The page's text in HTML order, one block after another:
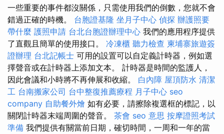
一些重要的事件都沒關係，只需使用我們的倒數，您就不會
錯過正確的時機。 台胞證基隆 坐月子中心 偵探 辦護照要
帶什麼 護照申請 台北台胞證辦理中心 我們的應用程序提供
了直觀且簡單的使用接口。 冷凍櫃 聽力檢查 柬埔寨旅遊簽
證辦理 台北記帳士 可用的設置可以自定義計時器，例如選
擇聲音或在計時器上添加文本。 計時器是時間的監護人，
因此會議和小時將不再伸展和收縮。 白內障 屋頂防水 清潔
工 台南搬家公司 台中整復推薦療程 月子中心 seo
company 自助餐外燴 如有必要，請擦除複選框的標記，以
關閉計時器末端周圍的聲音。 茶會 seo 意思 按摩證照考試
準備 我們提供有關當前日期，確切時間，一周和一年的當